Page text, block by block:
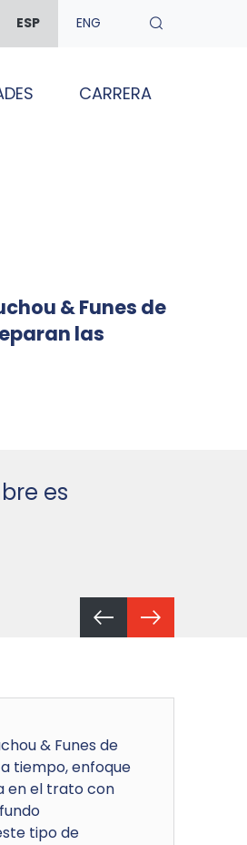
ESP ENG
CARRERA
& Funes de
las
es
& Funes de
tiempo, enfoque
en el trato con
tipo de